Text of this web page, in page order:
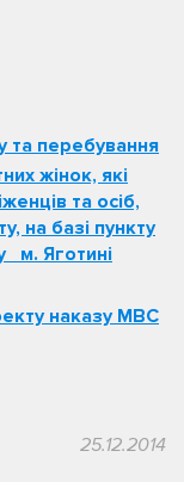
та перебування
жінок, які
та осіб,
на базі пункту
м. Яготині
наказу МВС
25.12.2014